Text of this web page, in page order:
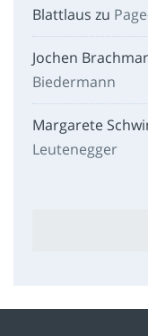
Blattlaus zu
Jochen
Biedermann
Margarete
Leutenegger